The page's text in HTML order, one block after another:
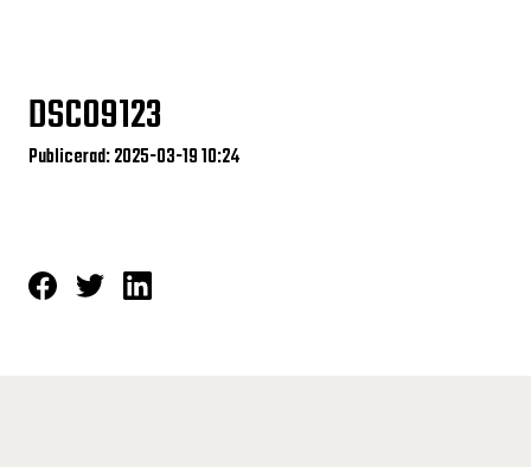
DSC09123
Publicerad: 2025-03-19 10:24